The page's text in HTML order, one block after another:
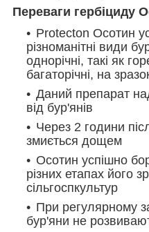
Переваги гербіциду
Protecton Осотин
різноманітні види
однорічні, такі як
багаторічні, на
Даний препарат
від бур'янів
Через 2 години
змиється дощем
Осотин успішно
різних етапах його
сільгоспкультур
При регулярному
бур'яни не